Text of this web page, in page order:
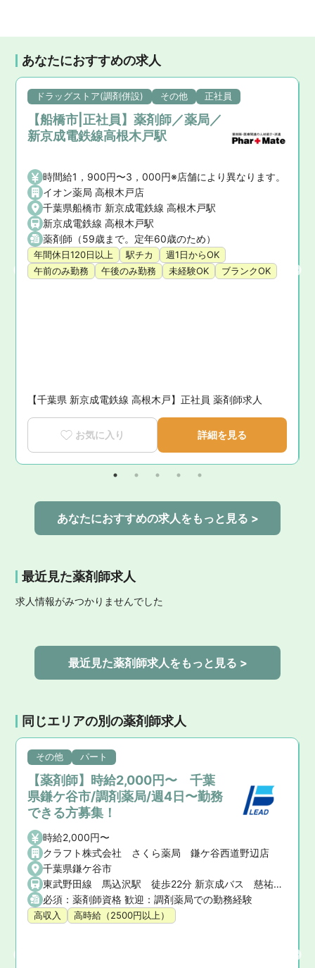
あなたにおすすめの求人
ドラッグストア(調剤併設) その他 正社員
【船橋市|正社員】薬剤師／薬局／
新京成電鉄線高根木戸駅
時間給1，900円〜3，000円※店舗により異なります。
イオン薬局 高根木戸店
千葉県船橋市 新京成電鉄線 高根木戸駅
新京成電鉄線 高根木戸駅
薬剤師（59歳まで。定年60歳のため）
年間休日120日以上 駅チカ
週1日からOK
午前のみ勤務
午後のみ勤務 未経験OK ブランクOK
【千葉県 新京成電鉄線 高根木戸】正社員 薬剤師求人
お気に入り 詳細を見る
あなたにおすすめの求人をもっと見る >
最近見た薬剤師求人
求人情報がみつかりませんでした
最近見た薬剤師求人をもっと見る >
同じエリアの別の薬剤師求人
その他 パート
【薬剤師】時給2,000円〜 千葉
県鎌ケ谷市/調剤薬局/週4日〜勤務
できる方募集！
時給2,000円〜
クラフト株式会社 さくら薬局 鎌ケ谷西道野辺店
千葉県鎌ケ谷市
東武野田線 馬込沢駅 徒歩22分 新京成バス 慈祐苑バス停 徒歩1分
必須：薬剤師資格 歓迎：調剤薬局での勤務経験
高収入 高時給（2500円以上）